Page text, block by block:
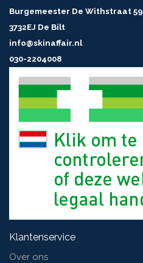
Burgemeester De Withstraat 59
3732EJ De Bilt
info@skinaffair.nl
030-2204008
Klantenservice
Over ons